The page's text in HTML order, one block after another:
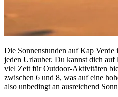
Die Sonnenstunden auf Kap
jeden Urlauber. Du kannst dich
viel Zeit für Outdoor-Aktivitäten
zwischen 6 und 8, was auf eine
also unbedingt an ausreichend